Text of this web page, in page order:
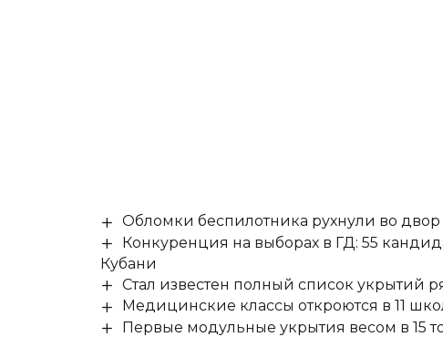
Обломки беспилотника рухнули во двор
Конкуренция на выборах в ГД: 55
Кубани
Стал известен полный список укрытий
Медицинские классы откроются в 11
Первые модульные укрытия весом в 15